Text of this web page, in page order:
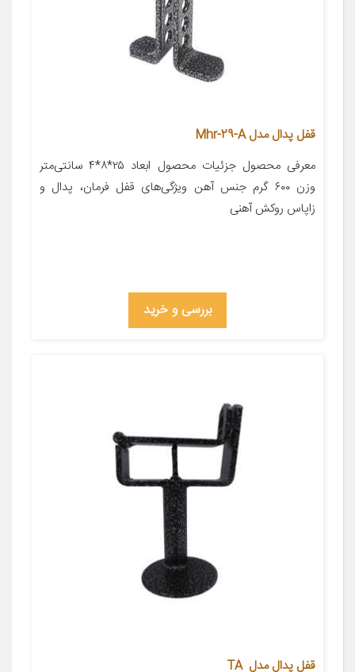
قفل پدال مدل Mhr-29-A
معرفی محصول جزئیات محصول ابعاد ۲۵*۸*۴ سانتی‌متر
وزن ۶۰۰ گرم جنس آهن ویژگی‌های قفل فرمان، پدال و
زاپاس روکش آهنی
بررسی و خرید
قفل پدال مدل TA